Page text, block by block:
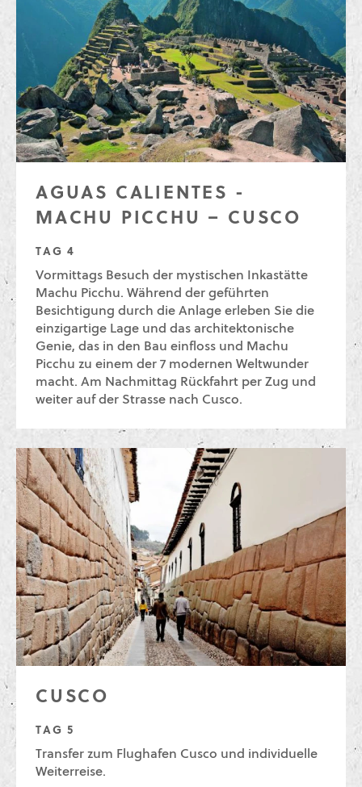
AGUAS CALIENTES -
MACHU PICCHU – CUSCO
TAG 4
Vormittags Besuch der mystischen Inkastätte
Machu Picchu. Während der geführten
Besichtigung durch die Anlage erleben Sie die
einzigartige Lage und das architektonische
Genie, das in den Bau einfloss und Machu
Picchu zu einem der 7 modernen Weltwunder
macht. Am Nachmittag Rückfahrt per Zug und
weiter auf der Strasse nach Cusco.
CUSCO
TAG 5
Transfer zum Flughafen Cusco und individuelle
Weiterreise.